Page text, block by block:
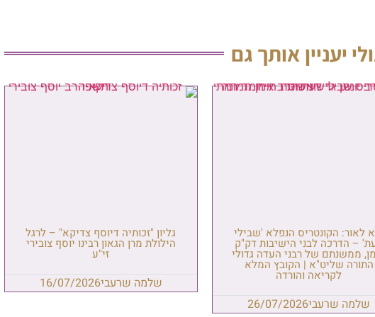
אותך גם
הנפלא 'שבילי
הישיבות דק"ק
רבני העדה גדולי
| הקובץ המלא
והורדה
26/07/2026
גליון "זכותיה דיוסף צדיקא" – לרגל
הילולת מרן הגאון רבינו יוסף צובירי
שלמה שרעבי16/07/2026